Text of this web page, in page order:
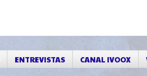
ENTREVISTAS CANAL IVOOX